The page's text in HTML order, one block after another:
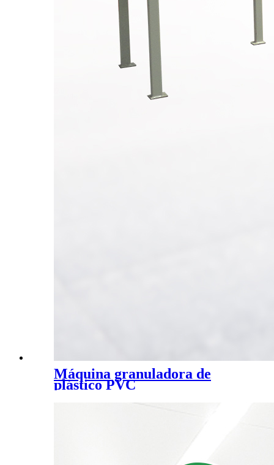
Máquina granuladora de
plástico PVC